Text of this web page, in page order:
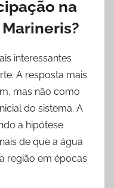
na
interessantes
A resposta mais
mas não como
do sistema. A
a hipótese
de que a água
região em épocas